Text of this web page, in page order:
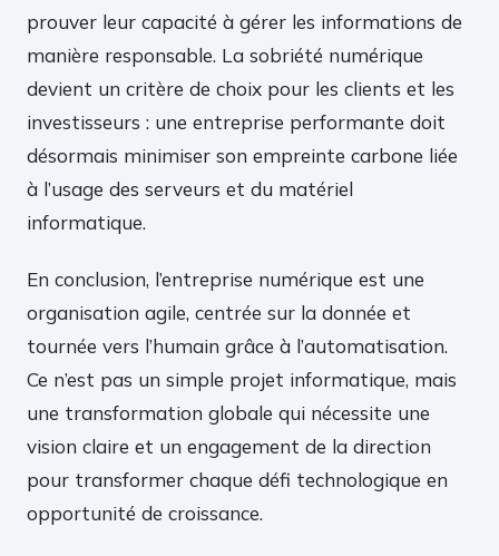
prouver leur capacité à gérer les informations de
manière responsable. La sobriété numérique
devient un critère de choix pour les clients et les
investisseurs : une entreprise performante doit
désormais minimiser son empreinte carbone liée
à l’usage des serveurs et du matériel
informatique.
En conclusion, l’entreprise numérique est une
organisation agile, centrée sur la donnée et
tournée vers l’humain grâce à l’automatisation.
Ce n’est pas un simple projet informatique, mais
une transformation globale qui nécessite une
vision claire et un engagement de la direction
pour transformer chaque défi technologique en
opportunité de croissance.